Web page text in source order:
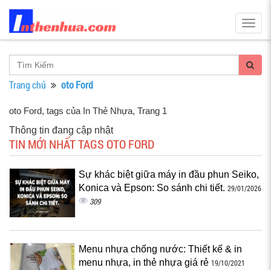
Trang chủ oto Ford
oto Ford, tags của In Thẻ Nhựa, Trang 1
Thông tin đang cập nhật
TIN MỚI NHẤT TAGS OTO FORD
Sự khác biệt giữa máy in đầu phun Seiko,
Konica và Epson: So sánh chi tiết. 29/01/2026
309
Menu nhựa chống nước: Thiết kế & in
menu nhựa, in thẻ nhựa giá rẻ 19/10/2021